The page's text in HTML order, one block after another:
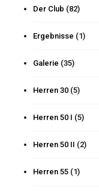
Der Club (82)
Ergebnisse (1)
Galerie (35)
Herren 30 (5)
Herren 50 I (5)
Herren 50 II (2)
Herren 55 (1)